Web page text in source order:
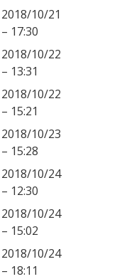
2018/10/21
– 17:30
2018/10/22
– 13:31
2018/10/22
– 15:21
2018/10/23
– 15:28
2018/10/24
– 12:30
2018/10/24
– 15:02
2018/10/24
– 18:11